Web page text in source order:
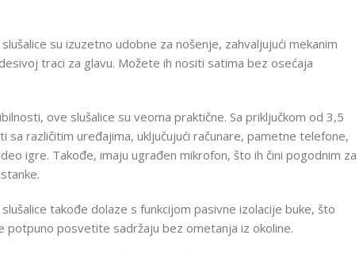
su izuzetno udobne za nošenje, zahvaljujući mekanim
traci za glavu. Možete ih nositi satima bez osećaja
ove slušalice su veoma praktične. Sa priključkom od 3,5
sa različitim uređajima, uključujući računare, pametne telefone,
igre. Takođe, imaju ugrađen mikrofon, što ih čini pogodnim za
takođe dolaze s funkcijom pasivne izolacije buke, što
potpuno posvetite sadržaju bez ometanja iz okoline.